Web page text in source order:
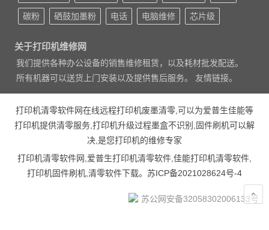
碳粉 硒鼓加墨粉 电话 电脑维修 芯片级
关于打印机维修网
我们提供各种办公设备的销售维修租赁，以及耗材批发配送。
所有机器可以送货上门安装以及提供售后服务。 友情链接。
打印机清零软件网在线远程打印机废墨清零,可以为爱普生佳能等
打印机提供清零服务,打印机升级过程墨盒不识别,固件刷机可以解
决,是您打印机的维修专家
打印机清零软件网,爱普生打印机清零软件,佳能打印机清零软件,
打印机固件刷机,清零软件下载。 苏ICP备2021028624号-4
苏公网安备32058302006133号